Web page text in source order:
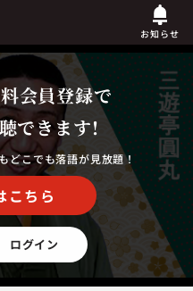
お知らせ
会員登録で
できます!
どこでも落語が見放題！
こちら
ログイン